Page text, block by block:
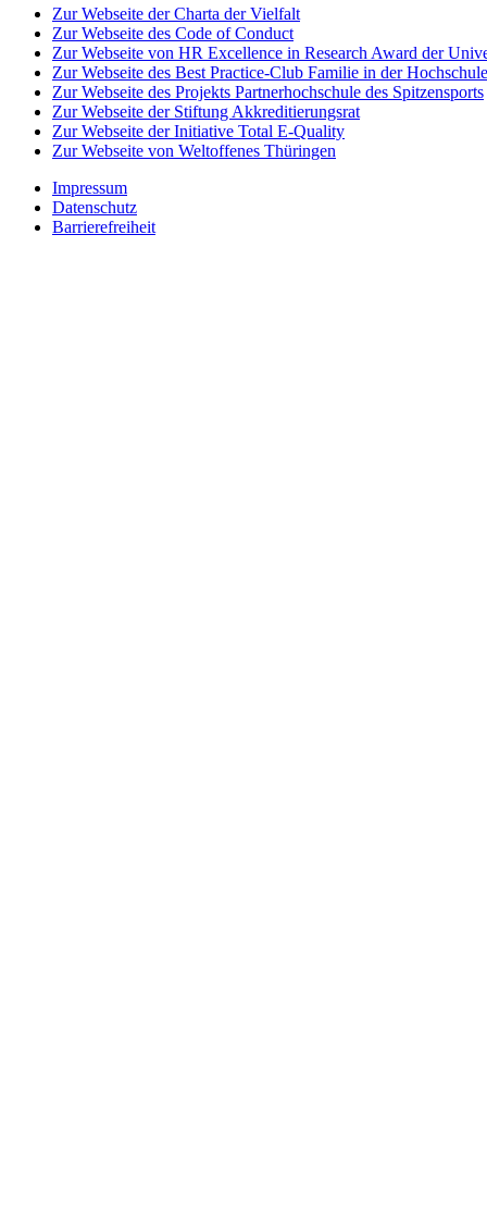
Zur Webseite der Charta der Vielfalt
Zur Webseite des Code of Conduct
Zur Webseite von HR Excellence in Research Award der
Zur Webseite des Best Practice-Club Familie in der Hochschule
Zur Webseite des Projekts Partnerhochschule des Spitzensports
Zur Webseite der Stiftung Akkreditierungsrat
Zur Webseite der Initiative Total E-Quality
Zur Webseite von Weltoffenes Thüringen
Impressum
Datenschutz
Barrierefreiheit